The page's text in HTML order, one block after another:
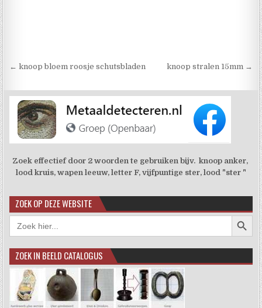
Berichtnavigatie
← knoop bloem roosje schutsbladen knoop stralen 15mm →
Zoek effectief door 2 woorden te gebruiken bijv. knoop anker,
lood kruis, wapen leeuw, letter F, vijfpuntige ster, lood "ster "
ZOEK OP DEZE WEBSITE
Zoek
naar:
ZOEK IN BEELD CATALOGUS